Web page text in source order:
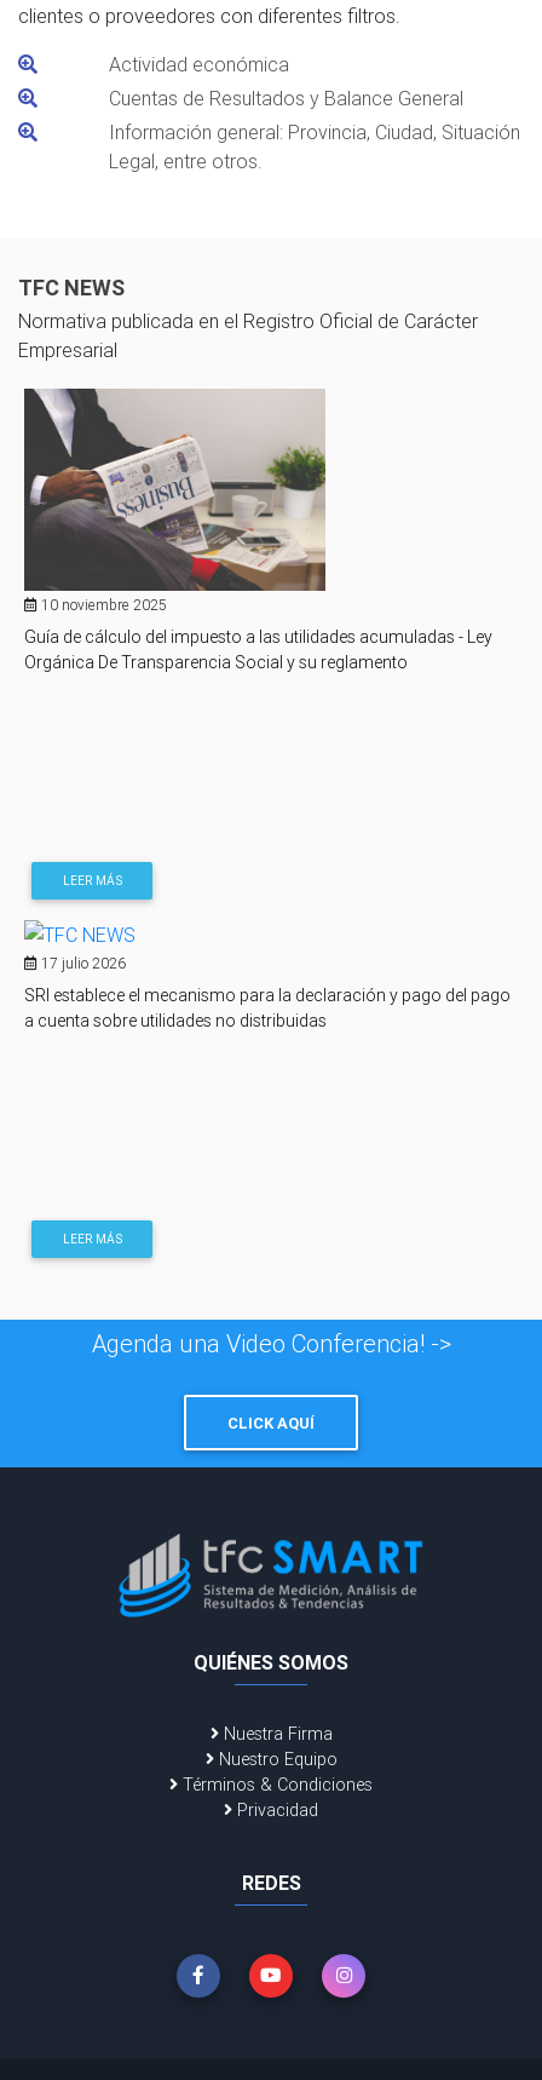
clientes o proveedores con diferentes filtros.
Actividad económica
Cuentas de Resultados y Balance General
Información general: Provincia, Ciudad, Situación
Legal, entre otros.
TFC NEWS
Normativa publicada en el Registro Oficial de Carácter
Empresarial
10 noviembre 2025
Guía de cálculo del impuesto a las utilidades acumuladas - Ley
Orgánica De Transparencia Social y su reglamento
LEER MÁS
17 julio 2026
SRI establece el mecanismo para la declaración y pago del pago
a cuenta sobre utilidades no distribuidas
LEER MÁS
Agenda una Video Conferencia! ->
CLICK AQUÍ
QUIÉNES SOMOS
Nuestra Firma
Nuestro Equipo
Términos & Condiciones
Privacidad
REDES